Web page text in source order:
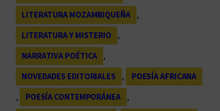
LITERATURA MOZAMBIQUEÑA
,
LITERATURA Y MISTERIO
,
NARRATIVA POÉTICA
,
NOVEDADES EDITORIALES
,
POESÍA AFRICANA
,
POESÍA CONTEMPORÁNEA
,